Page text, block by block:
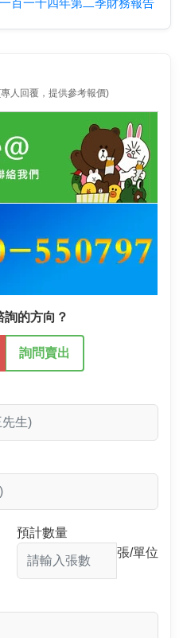
百一十四年第二季財務報告
人回覆，提供參考報價)
詢的方向？
詢問賣出
預計數量
張/單位